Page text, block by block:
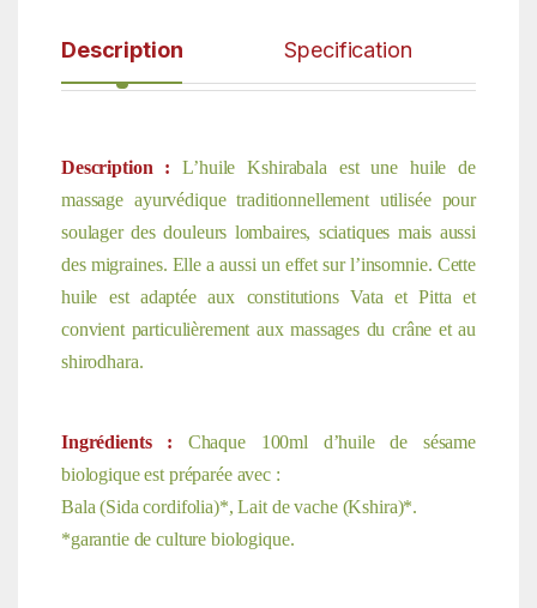
Description Specification
Description : L’huile Kshirabala est une huile de
massage ayurvédique traditionnellement utilisée pour
soulager des douleurs lombaires, sciatiques mais aussi
des migraines. Elle a aussi un effet sur l’insomnie. Cette
huile est adaptée aux constitutions Vata et Pitta et
convient particulièrement aux massages du crâne et au
shirodhara.
Ingrédients :
Chaque 100ml d’huile de sésame
biologique est préparée avec :
Bala (Sida cordifolia)*, Lait de vache (Kshira)*.
*garantie de culture biologique.